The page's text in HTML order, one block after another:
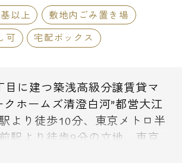
以上
敷地内ごみ置き場
可
宅配ボックス
目に建つ築浅高級分譲賃貸マ
クホームズ清澄白河”都営大江
より徒歩10分、東京メトロ半
駅より徒歩9分の立地。東京
前仲町駅も利用が可能です。